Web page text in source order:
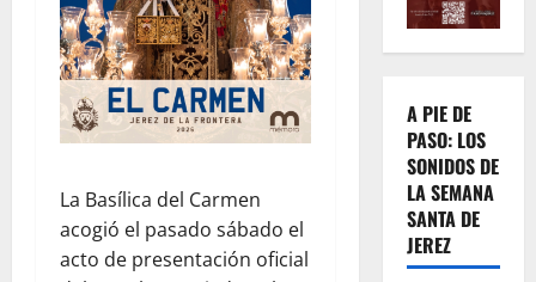
La Basílica del Carmen
acogió el pasado sábado el
acto de presentación oficial
A PIE DE
PASO: LOS
SONIDOS DE
LA SEMANA
SANTA DE
JEREZ